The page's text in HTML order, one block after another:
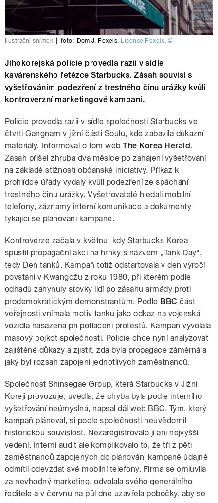
Ilustrační snímek foto: Dom J ,Pexels Licence Pexels ©
Jihokorejská policie provedla razii v sídle
kavárenského řetězce Starbucks. Zásah souvisí s
vyšetřováním podezření z trestného činu urážky kvůli
kontroverzní marketingové kampani.
Policie provedla razii v sídle společnosti Starbucks ve
čtvrti Gangnam v jižní části Soulu, kde zabavila důkazní
materiály. Informoval o tom webThe Korea Herald.
Zásah přišel zhruba dva měsíce po zahájení vyšetřování
na základě stížnosti občanské iniciativy. Příkaz k
prohlídce úřady vydaly kvůli podezření ze spáchání
trestného činu urážky. Vyšetřovatelé hledali mobilní
telefony, záznamy interní komunikace a dokumenty
týkající se plánování kampaně.
Kontroverze začala v květnu, kdy Starbucks Korea
spustil propagační akci na hrnky s názvem „Tank Day“,
tedy Den tanků. Kampaň totiž odstartovala v den výročí
povstání v Kwangdžu z roku 1980, při kterém podle
odhadů zahynuly stovky lidí po zásahu armády proti
prodemokratickým demonstrantům. Podle BBC část
veřejnosti vnímala motiv tanku jako odkaz na vojenská
vozidla nasazená při potlačení protestů. Kampaň vyvolala
masový bojkot společnosti. Policie chce nyní analyzovat
zajištěné důkazy a zjistit, zda byla propagace záměrná a
jaký byl rozsah zapojení jednotlivých zaměstnanců.
Společnost Shinsegae Group, která Starbucks v Jižní
Koreji provozuje, uvedla, že chyba byla podle interního
vyšetřování neúmyslná, napsal dál web BBC. Tým, který
kampaň plánoval, si podle společnosti neuvědomil
historickou souvislost. Nezaregistrovalo ji ani nejvyšší
vedení. Interní audit ale komplikovalo to, že tři z pěti
zaměstnanců zapojených do plánování kampaně údajně
odmítli odevzdat své mobilní telefony. Firma se omluvila
za nevhodný marketing, odvolala svého generálního
ředitele a v červnu na půl dne uzavřela pobočky, aby se